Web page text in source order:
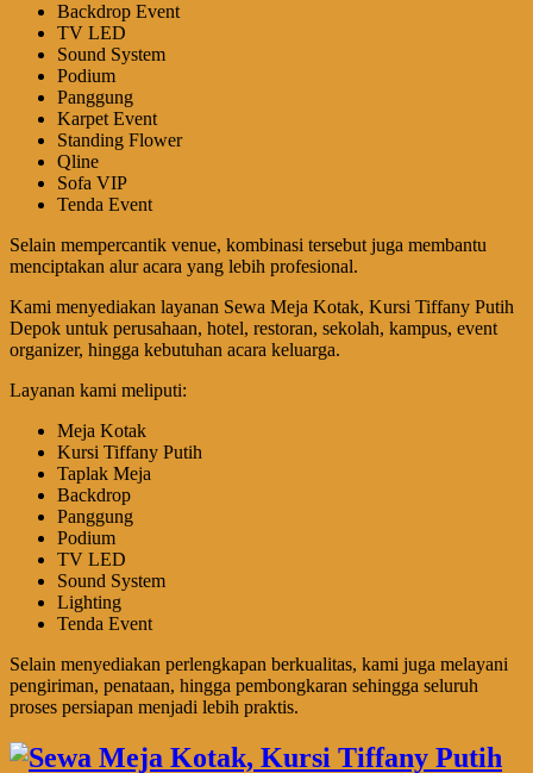
Backdrop Event
TV LED
Sound System
Podium
Panggung
Karpet Event
Standing Flower
Qline
Sofa VIP
Tenda Event
Selain mempercantik venue, kombinasi tersebut juga membantu
menciptakan alur acara yang lebih profesional.
Kami menyediakan layanan Sewa Meja Kotak, Kursi Tiffany Putih
Depok untuk perusahaan, hotel, restoran, sekolah, kampus, event
organizer, hingga kebutuhan acara keluarga.
Layanan kami meliputi:
Meja Kotak
Kursi Tiffany Putih
Taplak Meja
Backdrop
Panggung
Podium
TV LED
Sound System
Lighting
Tenda Event
Selain menyediakan perlengkapan berkualitas, kami juga melayani
pengiriman, penataan, hingga pembongkaran sehingga seluruh
proses persiapan menjadi lebih praktis.